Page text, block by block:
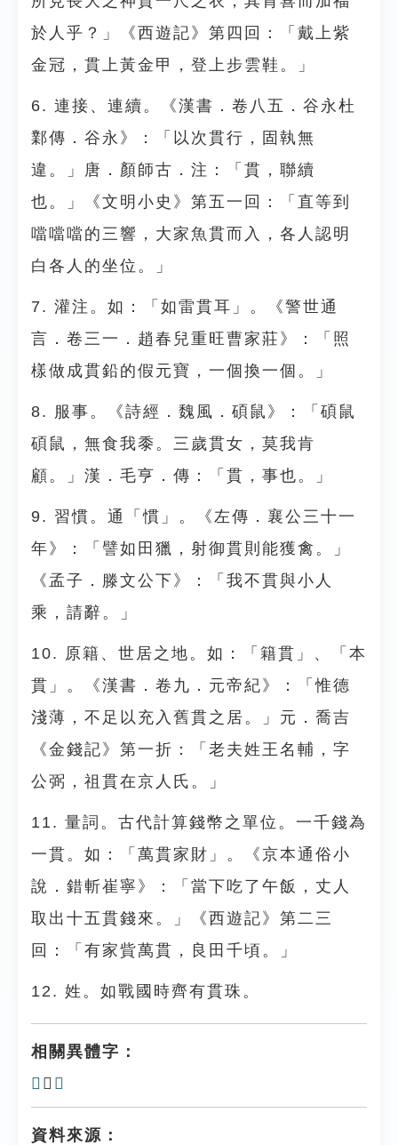
於人乎？」《西遊記》第四回：「戴上紫
金冠，貫上黃金甲，登上步雲鞋。」
6. 連接、連續。《漢書．卷八五．谷永杜
鄴傳．谷永》：「以次貫行，固執無
違。」唐．顏師古．注：「貫，聯續
也。」《文明小史》第五一回：「直等到
噹噹噹的三響，大家魚貫而入，各人認明
白各人的坐位。」
7. 灌注。如：「如雷貫耳」。《警世通
言．卷三一．趙春兒重旺曹家莊》：「照
樣做成貫鉛的假元寶，一個換一個。」
8. 服事。《詩經．魏風．碩鼠》：「碩鼠
碩鼠，無食我黍。三歲貫女，莫我肯
顧。」漢．毛亨．傳：「貫，事也。」
9. 習慣。通「慣」。《左傳．襄公三十一
年》：「譬如田獵，射御貫則能獲禽。」
《孟子．滕文公下》：「我不貫與小人
乘，請辭。」
10. 原籍、世居之地。如：「籍貫」、「本
貫」。《漢書．卷九．元帝紀》：「惟德
淺薄，不足以充入舊貫之居。」元．喬吉
《金錢記》第一折：「老夫姓王名輔，字
公弼，祖貫在京人氏。」
11. 量詞。古代計算錢幣之單位。一千錢為
一貫。如：「萬貫家財」。《京本通俗小
說．錯斬崔寧》：「當下吃了午飯，丈人
取出十五貫錢來。」《西遊記》第二三
回：「有家貲萬貫，良田千頃。」
12. 姓。如戰國時齊有貫珠。
相關異體字：
𢿒 、 䝺
資料來源：